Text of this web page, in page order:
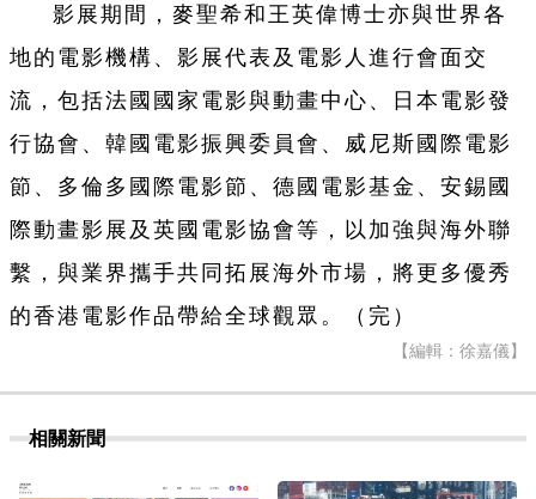
影展期間，麥聖希和王英偉博士亦與世界各
地的電影機構、影展代表及電影人進行會面交
流，包括法國國家電影與動畫中心、日本電影發
行協會、韓國電影振興委員會、威尼斯國際電影
節、多倫多國際電影節、德國電影基金、安錫國
際動畫影展及英國電影協會等，以加強與海外聯
繫，與業界攜手共同拓展海外市場，將更多優秀
的香港電影作品帶給全球觀眾。（完）
【編輯：徐嘉儀】
相關新聞